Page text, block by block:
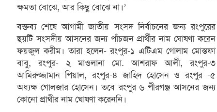
ক্ষমতা বোঝে, আর কিছু বোঝে না।’
বক্তব্য শেষে আগামী জাতীয় সংসদ নির্বাচনের জন্য রংপুরের
ছয়টি সংসদীয় আসনের জন্য পাঁচজন প্রার্থীর নাম ঘোষণা করেন
ফয়জুল করীম। তারা হলেন- রংপুর-১ এটিএম গোলাম মোস্তফা
বাবু, রংপুর- ২ মাওলানা মো. আশরাফ আলী, রংপুর-৩
আমিরুজ্জামান পিয়াল, রংপুর-৪ জাহিদ হোসেন ও রংপুর -৫
অধ্যক্ষ গোলজার হোসেন। তবে রংপুর-৬ পীরগঞ্জ আসনের জন্য
কোনো প্রাথীর নাম ঘোষণা করেননি।